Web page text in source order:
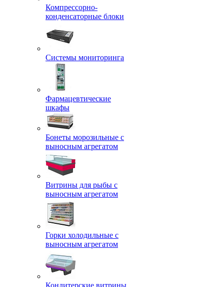
Компрессорно-
конденсаторные блоки
Системы мониторинга
Фармацевтические
шкафы
Бонеты морозильные с
выносным агрегатом
Витрины для рыбы с
выносным агрегатом
Горки холодильные с
выносным агрегатом
Кондитерские витрины